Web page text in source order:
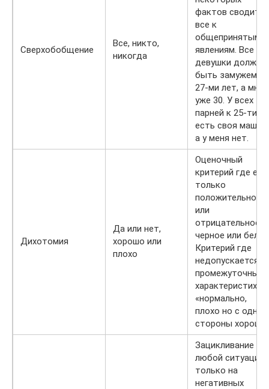
Сверхобобщение
Все, никто,
никогда
фактов сводить
все к
общепринятым
явлениям. Все
девушки должны
быть замужем
27-ми лет, а мне
уже 30. У всех
парней к 25-ти
есть своя
а у меня нет.
Дихотомия
Да или нет,
хорошо или
плохо
Оценочный
критерий где
только
положительное
или
отрицательное,
черное или
Критерий где
недопускается
промежуточных
характеристих
«нормально,
плохо но с одной
стороны
Зацикливание в
любой ситуации
только на
негативных